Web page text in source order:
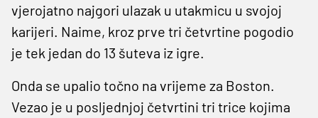
vjerojatno najgori ulazak u utakmicu u svojoj
karijeri. Naime, kroz prve tri četvrtine pogodio
je tek jedan do 13 šuteva iz igre.
Onda se upalio točno na vrijeme za Boston.
Vezao je u posljednjoj četvrtini tri trice kojima